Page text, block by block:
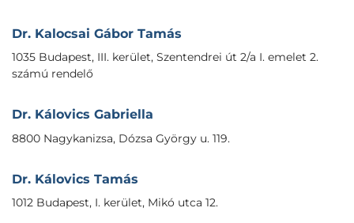
Dr. Kalocsai Gábor Tamás
1035 Budapest, III. kerület, Szentendrei út 2/a I. emelet 2.
számú rendelő
Dr. Kálovics Gabriella
8800 Nagykanizsa, Dózsa György u. 119.
Dr. Kálovics Tamás
1012 Budapest, I. kerület, Mikó utca 12.